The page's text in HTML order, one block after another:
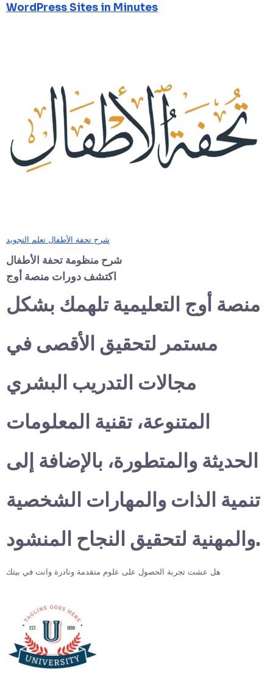
WordPress Sites in Minutes
شرح تحفة الأطفال تعلم التجويد
شرح منظومة تحفة الأطفال
اكتشف دورات منصة أوج
منصة أوج التعليمية تلهمك بشكل
مستمر لتحقيق الأقصى في
مجالات التدريب البشري
المتنوعة، تقنية المعلومات
الحديثة والمتطورة، بالإضافة إلى
تنمية الذات والمهارات الشخصية
والمهنية لتحقيق النجاح المنشود.
هل عشت تجربة الحصول على علوم متقدمة ونادرة وانت في بيتك